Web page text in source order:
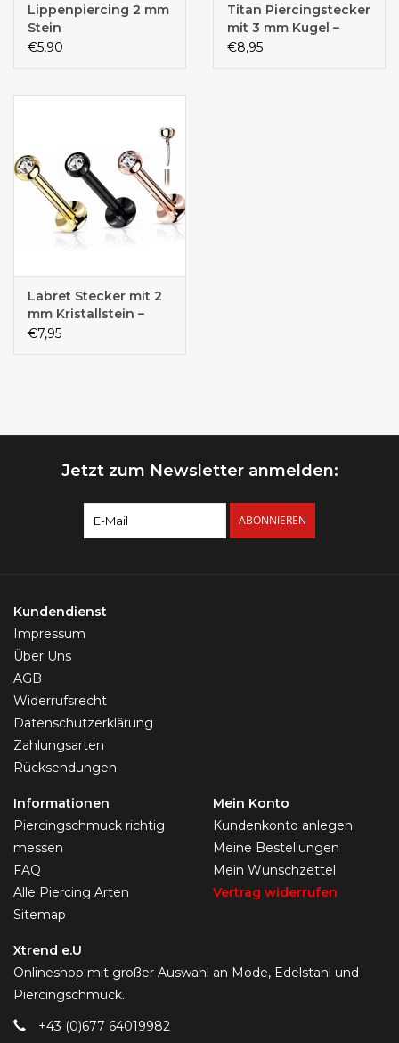
Lippenpiercing 2 mm
Stein
€5,90
Titan Piercingstecker
mit 3 mm Kugel –
Push-In Verschluss |
€8,95
Labret Stecker mit 2
mm Kristallstein –
Chirurgenstahl 316L
€7,95
Jetzt zum Newsletter anmelden:
ABONNIEREN
Kundendienst
Impressum
Über Uns
AGB
Widerrufsrecht
Datenschutzerklärung
Zahlungsarten
Rücksendungen
Informationen
Piercingschmuck richtig
messen
FAQ
Alle Piercing Arten
Sitemap
Mein Konto
Kundenkonto anlegen
Meine Bestellungen
Mein Wunschzettel
Vertrag widerrufen
Xtrend e.U
Onlineshop mit großer Auswahl an Mode, Edelstahl und
Piercingschmuck.
+43 (0)677 64019982